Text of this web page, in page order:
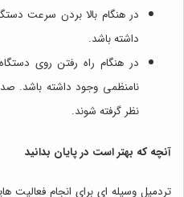
در هنگام بالا بردن سرعت
داشته باشد.
در هنگام راه رفتن روی
نامنظمی وجود داشته باشد.
نظر گرفته شوند.
آنچه که بهتر است در پایان بدانید
تردمیل وسیله ای برای انجام فعالیت